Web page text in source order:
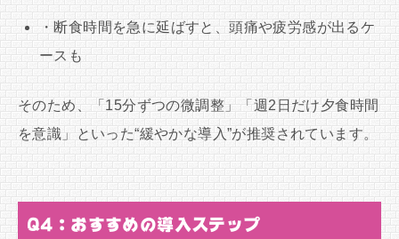
・断食時間を急に延ばすと、頭痛や疲労感が出るケ
ースも
そのため、「15分ずつの微調整」「週2日だけ夕食時間
を意識」といった“緩やかな導入”が推奨されています。
Q4：おすすめの導入ステップ